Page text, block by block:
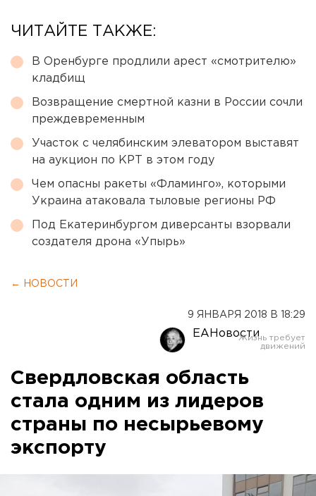
ЧИТАЙТЕ ТАКЖЕ:
В Оренбурге продлили арест «смотрителю»
кладбищ
Возвращение смертной казни в России сочли
преждевременным
Участок с челябинским элеватором выставят
на аукцион по КРТ в этом году
Чем опасны ракеты «Фламинго», которыми
Украина атаковала тыловые регионы РФ
Под Екатеринбургом диверсанты взорвали
создателя дрона «Упырь»
← НОВОСТИ
9 ЯНВАРЯ 2018 В 18:29
ЕАНовости
Свердловская область
стала одним из лидеров
страны по несырьевому
экспорту